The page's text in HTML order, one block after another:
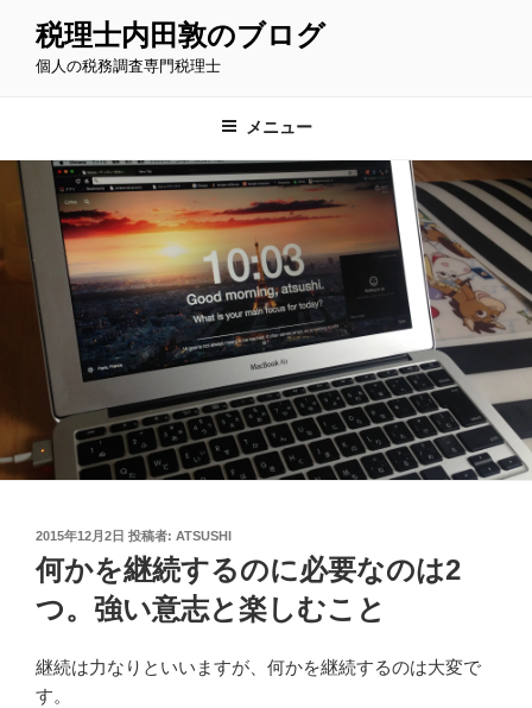
プ
税理士内田敦のブログ
個人の税務調査専門税理士
メニュー
投
稿
日:
2015年12月2日 投稿者: ATSUSHI
何かを継続するのに必要なのは2
つ。強い意志と楽しむこと
継続は力なりといいますが、何かを継続するのは大変で
す。